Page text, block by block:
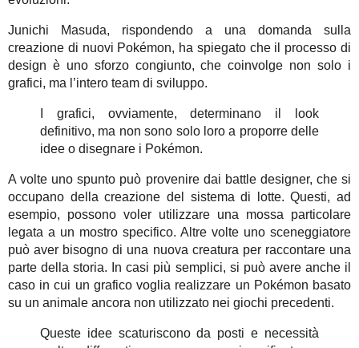
Junichi Masuda, rispondendo a una domanda sulla
creazione di nuovi Pokémon, ha spiegato che il processo di
design è uno sforzo congiunto, che coinvolge non solo i
grafici, ma l’intero team di sviluppo.
I grafici, ovviamente, determinano il look
definitivo, ma non sono solo loro a proporre delle
idee o disegnare i Pokémon.
A volte uno spunto può provenire dai battle designer, che si
occupano della creazione del sistema di lotte. Questi, ad
esempio, possono voler utilizzare una mossa particolare
legata a un mostro specifico. Altre volte uno sceneggiatore
può aver bisogno di una nuova creatura per raccontare una
parte della storia. In casi più semplici, si può avere anche il
caso in cui un grafico voglia realizzare un Pokémon basato
su un animale ancora non utilizzato nei giochi precedenti.
Queste idee scaturiscono da posti e necessità